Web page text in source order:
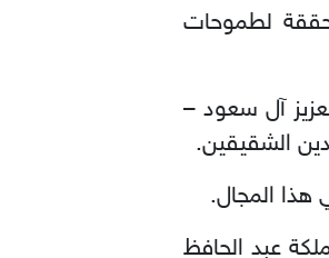
لطموحات
آل سعود –
الشقيقين.
هذا المجال.
عبد الحافظ